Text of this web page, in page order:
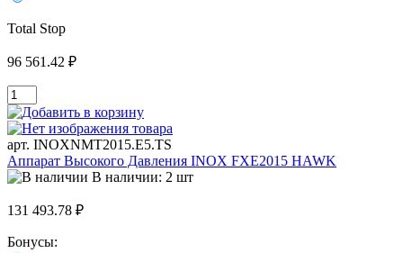
Total Stop
96 561.42 ₽
арт. INOXNMT2015.E5.TS
Аппарат Высокого Давления INOX FXE2015 HAWK
В наличии: 2 шт
131 493.78 ₽
Бонусы: